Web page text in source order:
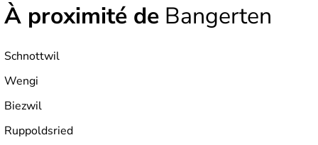
À proximité de Bangerten
Schnottwil
Wengi
Biezwil
Ruppoldsried